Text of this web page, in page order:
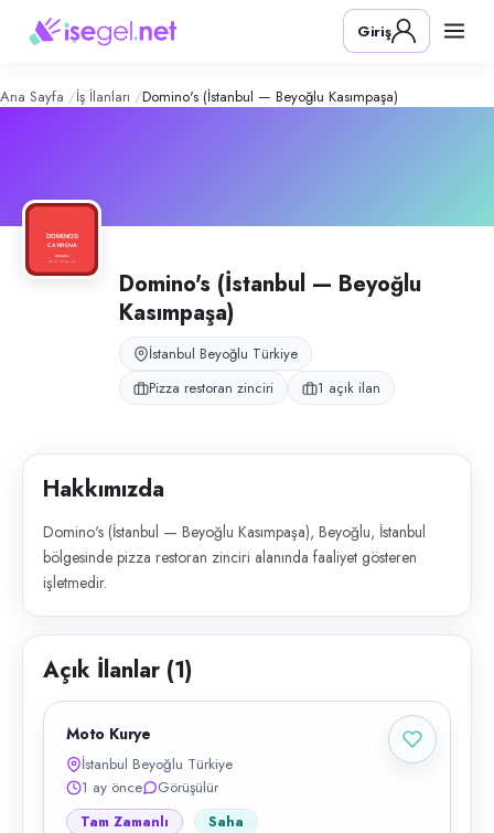
(İstanbul — Beyoğlu
Konum:
Domino's (İstanbul — Beyoğlu Kasımpaşa), Beyoğlu, İstanbul
Giriş
Ana Sayfa İş İlanları Domino's (İstanbul — Beyoğlu Kasımpaşa)
Domino's (İstanbul — Beyoğlu
Kasımpaşa)
İstanbul Beyoğlu Türkiye
Pizza restoran zinciri
1 açık ilan
Hakkımızda
Domino's (İstanbul — Beyoğlu Kasımpaşa), Beyoğlu, İstanbul
bölgesinde pizza restoran zinciri alanında faaliyet gösteren
işletmedir.
Açık İlanlar (1)
Moto Kurye
İstanbul Beyoğlu Türkiye
1 ay önce
Görüşülür
Tam Zamanlı Saha